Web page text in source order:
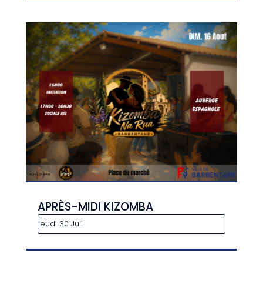
APRÈS-MIDI KIZOMBA
jeudi 30 Juil